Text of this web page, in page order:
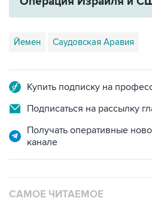
Йемен Саудовская Аравия
Подписаться на рассылку
Получать оперативные
Число пострадавших при